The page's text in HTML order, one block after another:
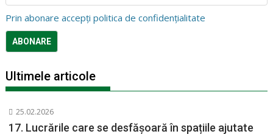
Prin abonare accepți politica de confidențialitate
Ultimele articole
25.02.2026
17. Lucrările care se desfășoară în spațiile ajutate